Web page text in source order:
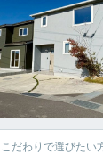
こだわりで選びたい